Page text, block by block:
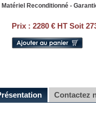
Matériel Reconditionné -
Prix : 2280 € HT Soit
Contactez